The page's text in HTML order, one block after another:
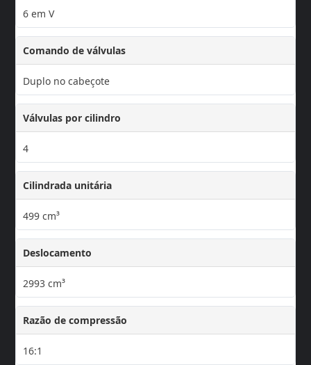
6 em V
Comando de válvulas
Duplo no cabeçote
Válvulas por cilindro
4
Cilindrada unitária
499 cm³
Deslocamento
2993 cm³
Razão de compressão
16:1